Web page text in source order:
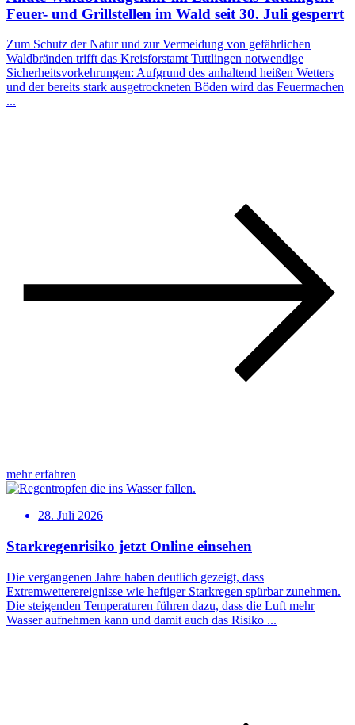
Feuer- und Grillstellen im Wald seit 30. Juli gesperrt
Zum Schutz der Natur und zur Vermeidung von gefährlichen
Waldbränden trifft das Kreisforstamt Tuttlingen notwendige
Sicherheitsvorkehrungen: Aufgrund des anhaltend heißen Wetters
und der bereits stark ausgetrockneten Böden wird das Feuermachen
...
mehr erfahren
28. Juli 2026
Starkregenrisiko jetzt Online einsehen
Die vergangenen Jahre haben deutlich gezeigt, dass
Extremwetterereignisse wie heftiger Starkregen spürbar zunehmen.
Die steigenden Temperaturen führen dazu, dass die Luft mehr
Wasser aufnehmen kann und damit auch das Risiko ...